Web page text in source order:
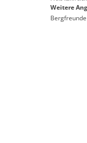
Weitere
Bergfreunde